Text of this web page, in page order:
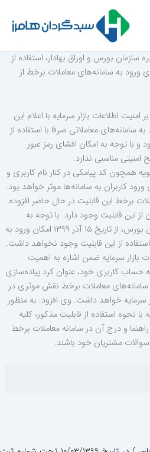
بورس و اوراق بهادار، استفاده از
ورود به سامانه‌های معاملات برخط از
اطلاعات بازار سرمایه با اعلام این
سامانه‌های معاملاتی صرفا با استفاده از
و با توجه به امکان افشا‌ی رمز عبور
امنیتی مناسبی ندارد.
همچون کد پیامکی در کنار نام کاربری و
کاربران به سامانه‌ها موثر خواهد بود.
برخط این قابلیت در حال حاضر افزوده
این قابلیت وجود دارد. با توجه به
مصوبه هیات مدیره محترم سازمان بورس، از تاریخ ۱۵ آذر ۱۳۹۹ امکان ورود به
از این قابلیت وجود نخواهد داشت.
بازار سرمایه ضمن اشاره به اهمیت
حساب کاربری خود، عنوان کرد پیاده‌سازی
سامانه‌های معاملات برخط نقش موثری در
سرمایه خواهد داشت. وی افزود: به منظور
با نحوه استفاده از قابلیت مذکور، کلیه
و درج آن در سامانه معاملات برخط
مشتریان خود باشند.